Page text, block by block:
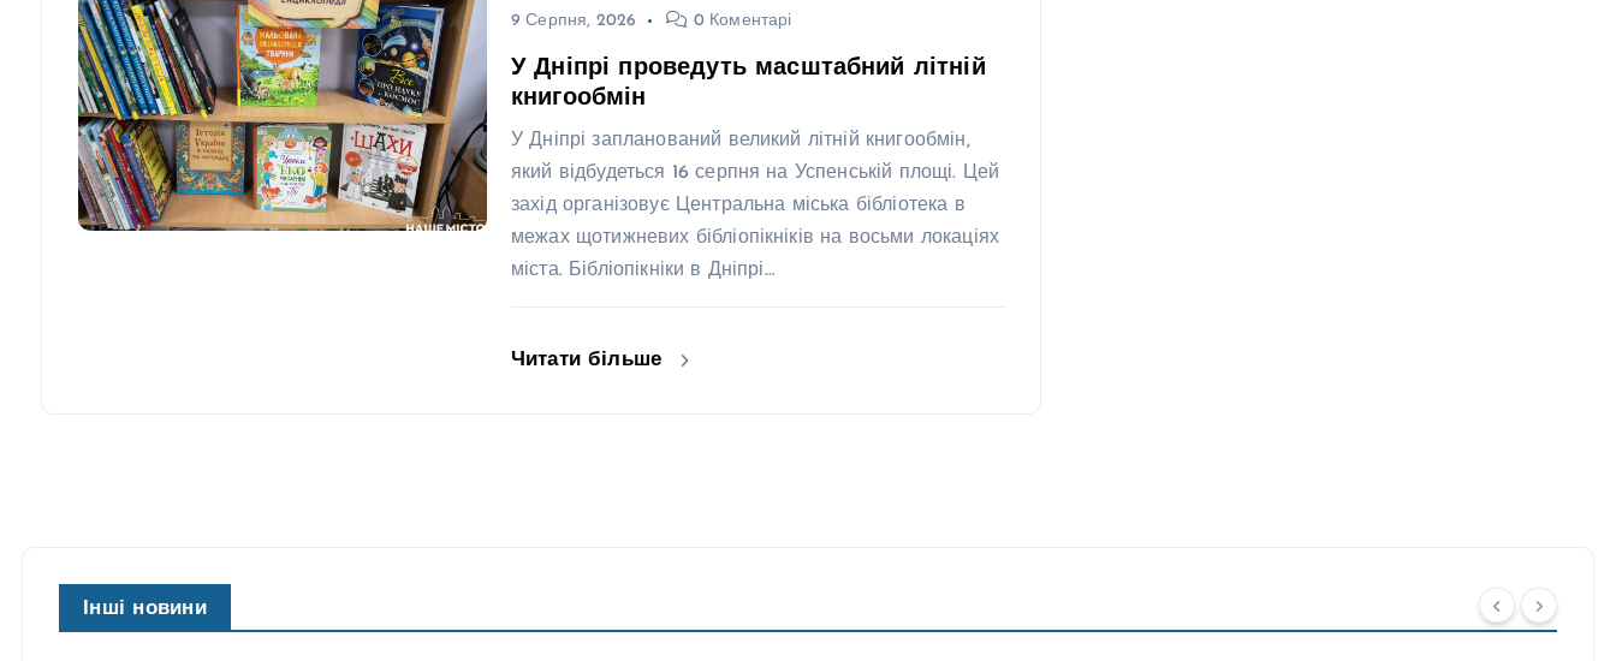
9 Серпня, 2026 0 Коментарі
У Дніпрі проведуть масштабний літній
книгообмін
У Дніпрі запланований великий літній книгообмін,
який відбудеться 16 серпня на Успенській площі. Цей
захід організовує Центральна міська бібліотека в
межах щотижневих бібліопікніків на восьми локаціях
міста. Бібліопікніки в Дніпрі…
Читати більше
Інші новини